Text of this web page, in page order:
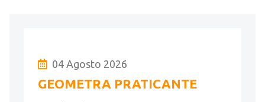
04 Agosto 2026
GEOMETRA PRATICANTE